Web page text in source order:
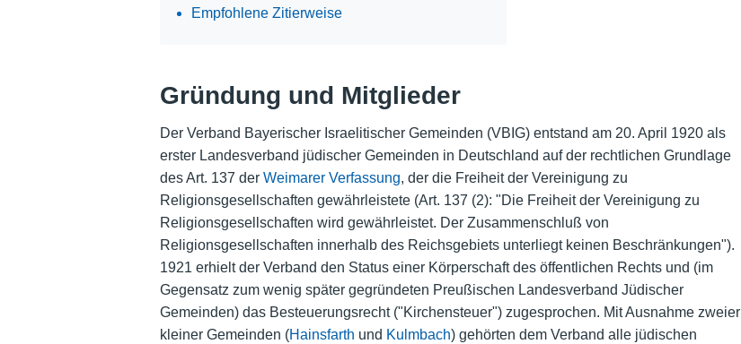
Empfohlene Zitierweise
Gründung und Mitglieder
Der Verband Bayerischer Israelitischer Gemeinden (VBIG) entstand am 20. April 1920 als
erster Landesverband jüdischer Gemeinden in Deutschland auf der rechtlichen Grundlage
des Art. 137 der Weimarer Verfassung, der die Freiheit der Vereinigung zu
Religionsgesellschaften gewährleistete (Art. 137 (2): "Die Freiheit der Vereinigung zu
Religionsgesellschaften wird gewährleistet. Der Zusammenschluß von
Religionsgesellschaften innerhalb des Reichsgebiets unterliegt keinen Beschränkungen").
1921 erhielt der Verband den Status einer Körperschaft des öffentlichen Rechts und (im
Gegensatz zum wenig später gegründeten Preußischen Landesverband Jüdischer
Gemeinden) das Besteuerungsrecht ("Kirchensteuer") zugesprochen. Mit Ausnahme zweier
kleiner Gemeinden (Hainsfarth und Kulmbach) gehörten dem Verband alle jüdischen